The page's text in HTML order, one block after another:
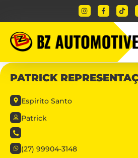
PATRICK
Espirito Santo
Patrick
(27) 99904-3148